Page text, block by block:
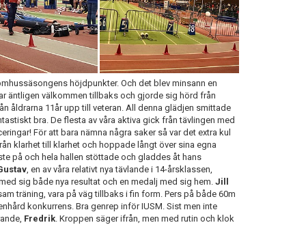
höjdpunkter. Och det blev minsann en
äntligen välkommen tillbaks och gjorde sig hörd från
åldrarna 11år upp till veteran. All denna glädjen smittade
bra. De flesta av våra aktiva gick från tävlingen med
För att bara nämna några saker så var det extra kul
klarhet till klarhet och hoppade långt över sina egna
på och hela hallen stöttade och gladdes åt hans
, en av våra relativt nya tävlande i 14-årsklassen,
sig både nya resultat och en medalj med sig hem. Jill
träning, vara på väg tillbaks i fin form. Pers på både 60m
konkurrens. Bra genrep inför IUSM. Sist men inte
Fredrik. Kroppen säger ifrån, men med rutin och klok